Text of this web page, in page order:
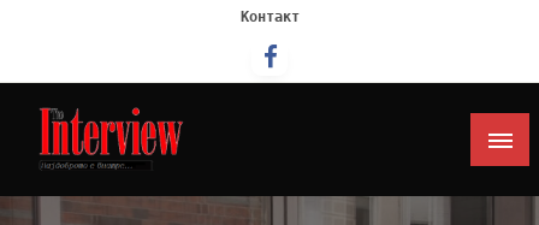
Контакт
Интервју